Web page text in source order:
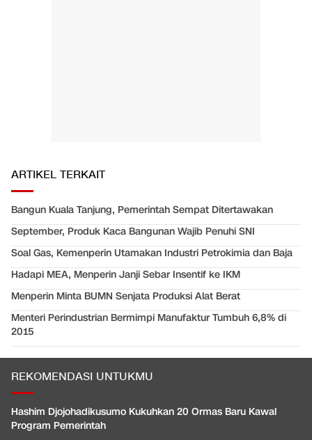
ARTIKEL TERKAIT
Bangun Kuala Tanjung, Pemerintah Sempat Ditertawakan
September, Produk Kaca Bangunan Wajib Penuhi SNI
Soal Gas, Kemenperin Utamakan Industri Petrokimia dan Baja
Hadapi MEA, Menperin Janji Sebar Insentif ke IKM
Menperin Minta BUMN Senjata Produksi Alat Berat
Menteri Perindustrian Bermimpi Manufaktur Tumbuh 6,8% di
2015
REKOMENDASI UNTUKMU
Hashim Djojohadikusumo Kukuhkan 20 Ormas Baru Kawal
Program Pemerintah